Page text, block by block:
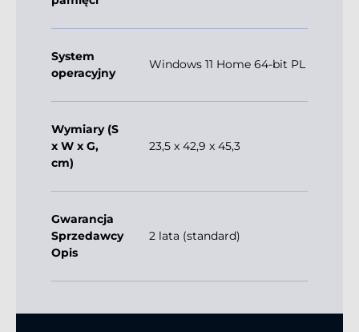
System
operacyjny
Windows 11 Home 64-bit PL
Wymiary (S
x W x G,
cm)
23,5 x 42,9 x 45,3
Gwarancja
Sprzedawcy
Opis
2 lata (standard)